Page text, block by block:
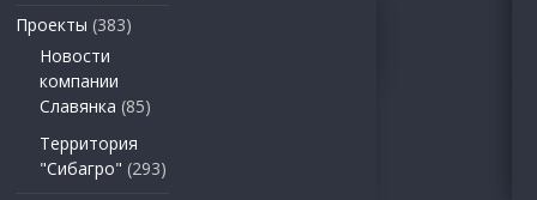
Проекты (383)
Новости
компании
Славянка (85)
Территория
"Сибагро" (293)